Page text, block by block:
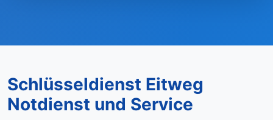
Schlüsseldienst Eitweg
Notdienst und Service